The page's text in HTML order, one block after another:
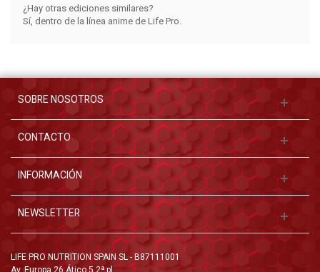
¿Hay otras ediciones similares?
Sí, dentro de la línea anime de Life Pro.
SOBRE NOSOTROS
CONTACTO
INFORMACIÓN
NEWSLETTER
LIFE PRO NUTRITION SPAIN SL - B87111001
Av. Europa 26 Ático 5,2ª pl.